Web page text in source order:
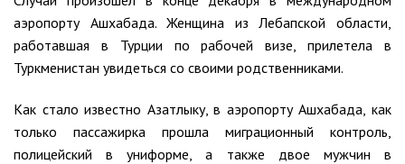
аэропорту Ашхабада. Женщина из Лебапской области,
работавшая в Турции по рабочей визе, прилетела в
Туркменистан увидеться со своими родственниками.
Как стало известно Азатлыку, в аэропорту Ашхабада, как
только пассажирка прошла миграционный контроль,
полицейский в униформе, а также двое мужчин в